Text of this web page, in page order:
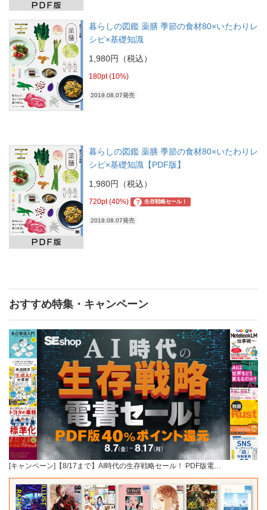
暮らしの図鑑 薬膳 季節の食材80×いたわりレ
シピ×基礎知識
1,980円（税込）
180pt (10%)
2019.08.07発売
暮らしの図鑑 薬膳 季節の食材80×いたわりレ
シピ×基礎知識【PDF版】
1,980円（税込）
720pt (40%) ? 生存戦略セール！
2019.08.07発売
おすすめ特集・キャンペーン
[キャンペーン]【8/17まで】AI時代の生存戦略セール！ PDF版電…